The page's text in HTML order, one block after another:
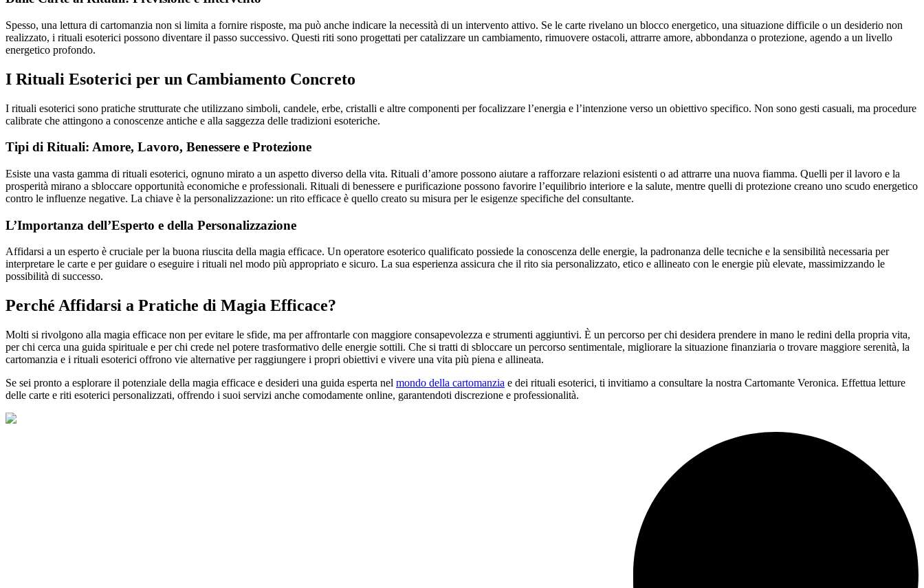
Spesso, una lettura di cartomanzia non si limita a fornire risposte, ma può anche indicare la necessità di un intervento attivo. Se le carte rivelano un blocco energetico, una situazione difficile o un desiderio non
realizzato, i rituali esoterici possono diventare il passo successivo. Questi riti sono progettati per catalizzare un cambiamento, rimuovere ostacoli, attrarre amore, abbondanza o protezione, agendo a un livello
energetico profondo.
I Rituali Esoterici per un Cambiamento Concreto
I rituali esoterici sono pratiche strutturate che utilizzano simboli, candele, erbe, cristalli e altre componenti per focalizzare l’energia e l’intenzione verso un obiettivo specifico. Non sono gesti casuali, ma procedure
calibrate che attingono a conoscenze antiche e alla saggezza delle tradizioni esoteriche.
Tipi di Rituali: Amore, Lavoro, Benessere e Protezione
Esiste una vasta gamma di rituali esoterici, ognuno mirato a un aspetto diverso della vita. Rituali d’amore possono aiutare a rafforzare relazioni esistenti o ad attrarre una nuova fiamma. Quelli per il lavoro e la
prosperità mirano a sbloccare opportunità economiche e professionali. Rituali di benessere e purificazione possono favorire l’equilibrio interiore e la salute, mentre quelli di protezione creano uno scudo energetico
contro le influenze negative. La chiave è la personalizzazione: un rito efficace è quello creato su misura per le esigenze specifiche del consultante.
L’Importanza dell’Esperto e della Personalizzazione
Affidarsi a un esperto è cruciale per la buona riuscita della magia efficace. Un operatore esoterico qualificato possiede la conoscenza delle energie, la padronanza delle tecniche e la sensibilità necessaria per
interpretare le carte e per guidare o eseguire i rituali nel modo più appropriato e sicuro. La sua esperienza assicura che il rito sia personalizzato, etico e allineato con le energie più elevate, massimizzando le
possibilità di successo.
Perché Affidarsi a Pratiche di Magia Efficace?
Molti si rivolgono alla magia efficace non per evitare le sfide, ma per affrontarle con maggiore consapevolezza e strumenti aggiuntivi. È un percorso per chi desidera prendere in mano le redini della propria vita,
per chi cerca una guida spirituale e per chi crede nel potere trasformativo delle energie sottili. Che si tratti di sbloccare un percorso sentimentale, migliorare la situazione finanziaria o trovare maggiore serenità, la
cartomanzia e i rituali esoterici offrono vie alternative per raggiungere i propri obiettivi e vivere una vita più piena e allineata.
Se sei pronto a esplorare il potenziale della magia efficace e desideri una guida esperta nel mondo della cartomanzia e dei rituali esoterici, ti invitiamo a consultare la nostra Cartomante Veronica. Effettua letture
delle carte e riti esoterici personalizzati, offrendo i suoi servizi anche comodamente online, garantendoti discrezione e professionalità.